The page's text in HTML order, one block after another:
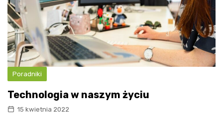
Poradniki
Technologia w naszym życiu
15 kwietnia 2022